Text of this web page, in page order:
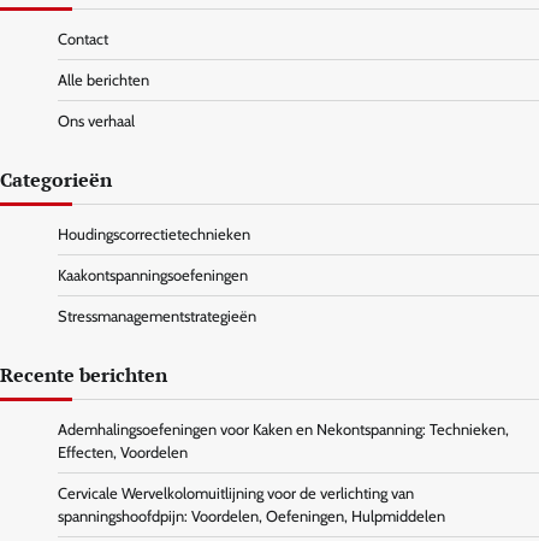
Contact
Alle berichten
Ons verhaal
Categorieën
Houdingscorrectietechnieken
Kaakontspanningsoefeningen
Stressmanagementstrategieën
Recente berichten
Ademhalingsoefeningen voor Kaken en Nekontspanning: Technieken,
Effecten, Voordelen
Cervicale Wervelkolomuitlijning voor de verlichting van
spanningshoofdpijn: Voordelen, Oefeningen, Hulpmiddelen